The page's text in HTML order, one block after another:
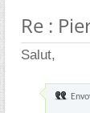
Re :
Salut,